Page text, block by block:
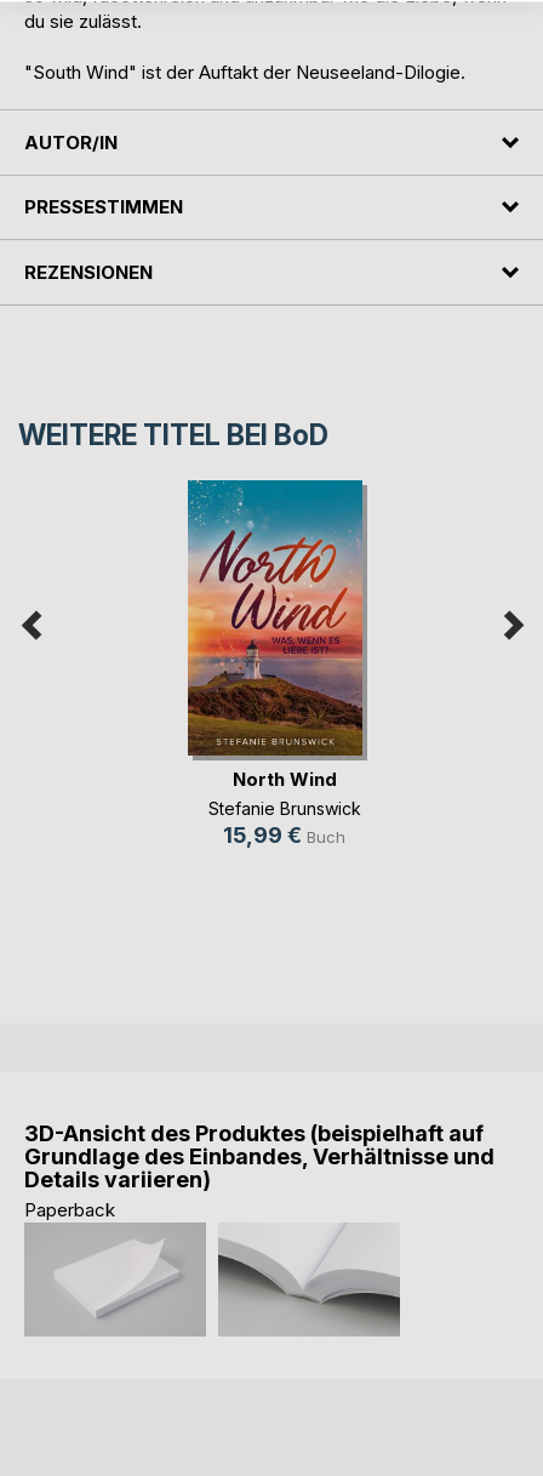
du sie zulässt.
"South Wind" ist der Auftakt der Neuseeland-Dilogie.
AUTOR/IN
PRESSESTIMMEN
REZENSIONEN
WEITERE TITEL BEI BoD
North Wind
Stefanie Brunswick
15,99 € Buch
3D-Ansicht des Produktes (beispielhaft auf
Grundlage des Einbandes, Verhältnisse und
Details variieren)
Paperback